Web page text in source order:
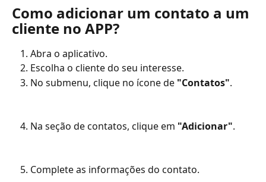
Como adicionar um contato a um
cliente no APP?
Abra o aplicativo.
Escolha o cliente do seu interesse.
No submenu, clique no ícone de "Contatos".
Na seção de contatos, clique em "Adicionar".
Complete as informações do contato.